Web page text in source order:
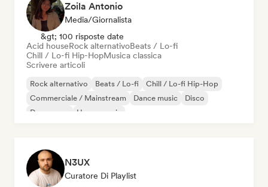
Zoila Antonio
Media/Giornalista
&gt; 100 risposte date
Acid houseRock alternativoBeats / Lo-fi
Chill / Lo-fi Hip-HopMusica classica
Scrivere articoli
Rock alternativo Beats / Lo-fi
Chill / Lo-fi Hip-Hop
Commerciale / Mainstream
Dance music
Disco
Dream pop
House music
N3UX
Curatore Di Playlist